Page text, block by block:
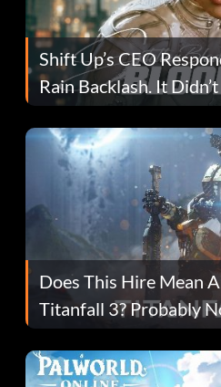
Shift Up’s CEO
Rain Backlash. It Didn’t
Does This Hire Mean
Titanfall 3? Probably
Fans Are Hopeful